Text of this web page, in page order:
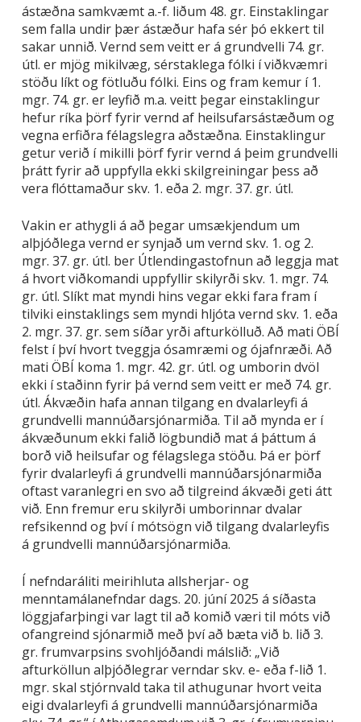
ástæðna samkvæmt a.-f. liðum 48. gr. Einstaklingar
sem falla undir þær ástæður hafa sér þó ekkert til
sakar unnið. Vernd sem veitt er á grundvelli 74. gr.
útl. er mjög mikilvæg, sérstaklega fólki í viðkvæmri
stöðu líkt og fötluðu fólki. Eins og fram kemur í 1.
mgr. 74. gr. er leyfið m.a. veitt þegar einstaklingur
hefur ríka þörf fyrir vernd af heilsufarsástæðum og
vegna erfiðra félagslegra aðstæðna. Einstaklingur
getur verið í mikilli þörf fyrir vernd á þeim grundvelli
þrátt fyrir að uppfylla ekki skilgreiningar þess að
vera flóttamaður skv. 1. eða 2. mgr. 37. gr. útl.
Vakin er athygli á að þegar umsækjendum um
alþjóðlega vernd er synjað um vernd skv. 1. og 2.
mgr. 37. gr. útl. ber Útlendingastofnun að leggja mat
á hvort viðkomandi uppfyllir skilyrði skv. 1. mgr. 74.
gr. útl. Slíkt mat myndi hins vegar ekki fara fram í
tilviki einstaklings sem myndi hljóta vernd skv. 1. eða
2. mgr. 37. gr. sem síðar yrði afturkölluð. Að mati ÖBÍ
felst í því hvort tveggja ósamræmi og ójafnræði. Að
mati ÖBÍ koma 1. mgr. 42. gr. útl. og umborin dvöl
ekki í staðinn fyrir þá vernd sem veitt er með 74. gr.
útl. Ákvæðin hafa annan tilgang en dvalarleyfi á
grundvelli mannúðarsjónarmiða. Til að mynda er í
ákvæðunum ekki falið lögbundið mat á þáttum á
borð við heilsufar og félagslega stöðu. Þá er þörf
fyrir dvalarleyfi á grundvelli mannúðarsjónarmiða
oftast varanlegri en svo að tilgreind ákvæði geti átt
við. Enn fremur eru skilyrði umborinnar dvalar
refsikennd og því í mótsögn við tilgang dvalarleyfis
á grundvelli mannúðarsjónarmiða.
Í nefndaráliti meirihluta allsherjar- og
menntamálanefndar dags. 20. júní 2025 á síðasta
löggjafarþingi var lagt til að komið væri til móts við
ofangreind sjónarmið með því að bæta við b. lið 3.
gr. frumvarpsins svohljóðandi málslið: „Við
afturköllun alþjóðlegrar verndar skv. e- eða f-lið 1.
mgr. skal stjórnvald taka til athugunar hvort veita
eigi dvalarleyfi á grundvelli mannúðarsjónarmiða